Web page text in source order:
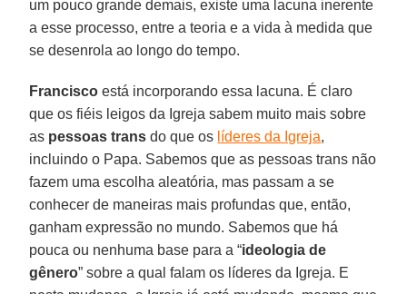
um pouco grande demais, existe uma lacuna inerente
a esse processo, entre a teoria e a vida à medida que
se desenrola ao longo do tempo.
Francisco está incorporando essa lacuna. É claro
que os fiéis leigos da Igreja sabem muito mais sobre
as pessoas trans do que os líderes da Igreja,
incluindo o Papa. Sabemos que as pessoas trans não
fazem uma escolha aleatória, mas passam a se
conhecer de maneiras mais profundas que, então,
ganham expressão no mundo. Sabemos que há
pouca ou nenhuma base para a “ideologia de
gênero” sobre a qual falam os líderes da Igreja. E